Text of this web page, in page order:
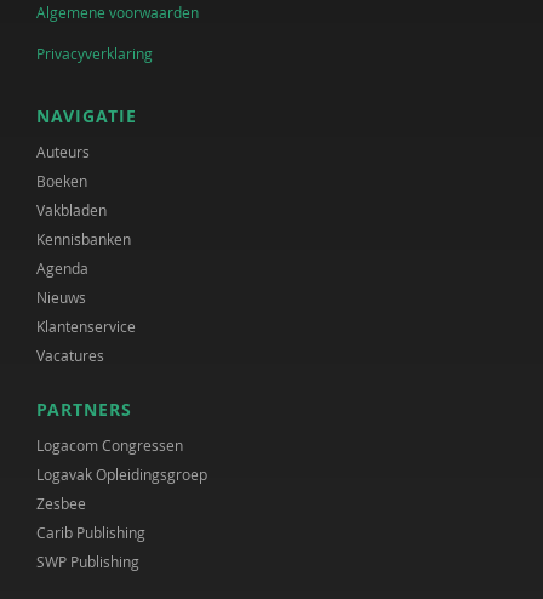
Algemene voorwaarden
Privacyverklaring
NAVIGATIE
Auteurs
Boeken
Vakbladen
Kennisbanken
Agenda
Nieuws
Klantenservice
Vacatures
PARTNERS
Logacom Congressen
Logavak Opleidingsgroep
Zesbee
Carib Publishing
SWP Publishing